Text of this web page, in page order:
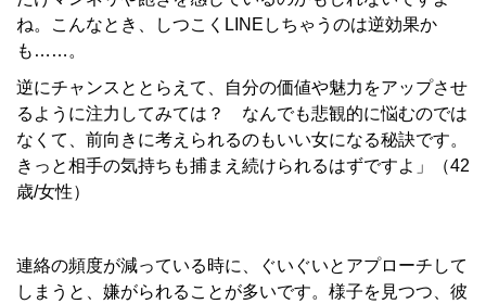
ね。こんなとき、しつこくLINEしちゃうのは逆効果か
も……。
逆にチャンスととらえて、自分の価値や魅力をアップさせ
るように注力してみては？ なんでも悲観的に悩むのでは
なくて、前向きに考えられるのもいい女になる秘訣です。
きっと相手の気持ちも捕まえ続けられるはずですよ」（42
歳/女性）
連絡の頻度が減っている時に、ぐいぐいとアプローチして
しまうと、嫌がられることが多いです。様子を見つつ、彼